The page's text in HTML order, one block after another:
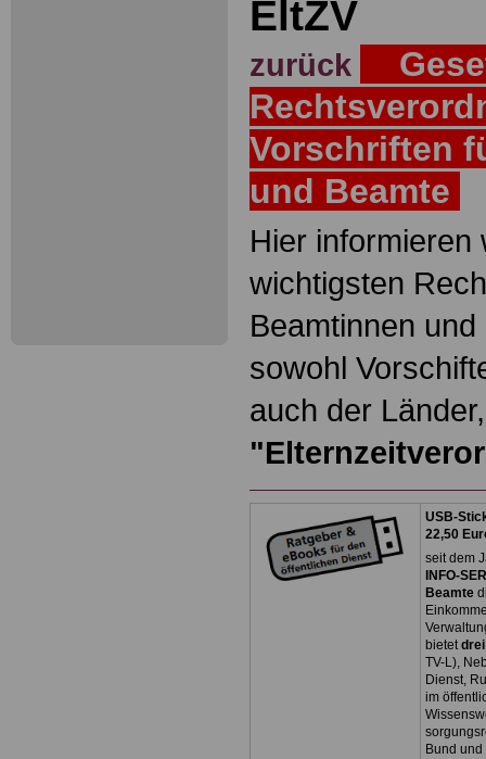
EltZV
zurück
Vorschriften
und Beamte
Hier informieren
wichtigsten
Beamtinnen
sowohl
auch der Länder,
USB-
22,50
seit dem
INFO-
Beamte
bietet
TV-L),
Dienst,
im
Bund